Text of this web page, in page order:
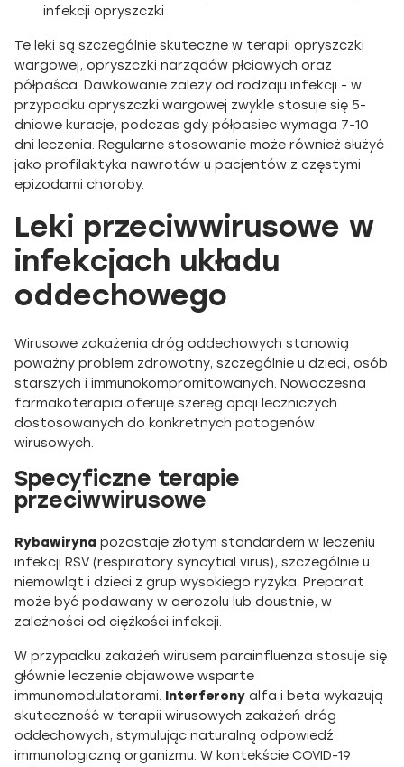
infekcji opryszczki
Te leki są szczególnie skuteczne w terapii opryszczki
wargowej, opryszczki narządów płciowych oraz
półpaśca. Dawkowanie zależy od rodzaju infekcji - w
przypadku opryszczki wargowej zwykle stosuje się 5-
dniowe kuracje, podczas gdy półpasiec wymaga 7-10
dni leczenia. Regularne stosowanie może również służyć
jako profilaktyka nawrotów u pacjentów z częstymi
epizodami choroby.
Leki przeciwwirusowe w
infekcjach układu
oddechowego
Wirusowe zakażenia dróg oddechowych stanowią
poważny problem zdrowotny, szczególnie u dzieci, osób
starszych i immunokompromitowanych. Nowoczesna
farmakoterapia oferuje szereg opcji leczniczych
dostosowanych do konkretnych patogenów
wirusowych.
Specyficzne terapie
przeciwwirusowe
Rybawiryna pozostaje złotym standardem w leczeniu
infekcji RSV (respiratory syncytial virus), szczególnie u
niemowląt i dzieci z grup wysokiego ryzyka. Preparat
może być podawany w aerozolu lub doustnie, w
zależności od ciężkości infekcji.
W przypadku zakażeń wirusem parainfluenza stosuje się
głównie leczenie objawowe wsparte
immunomodulatorami. Interferony alfa i beta wykazują
skuteczność w terapii wirusowych zakażeń dróg
oddechowych, stymulując naturalną odpowiedź
immunologiczną organizmu. W kontekście COVID-19